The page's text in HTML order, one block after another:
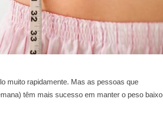
muito rapidamente. Mas as pessoas que
têm mais sucesso em manter o peso baixo